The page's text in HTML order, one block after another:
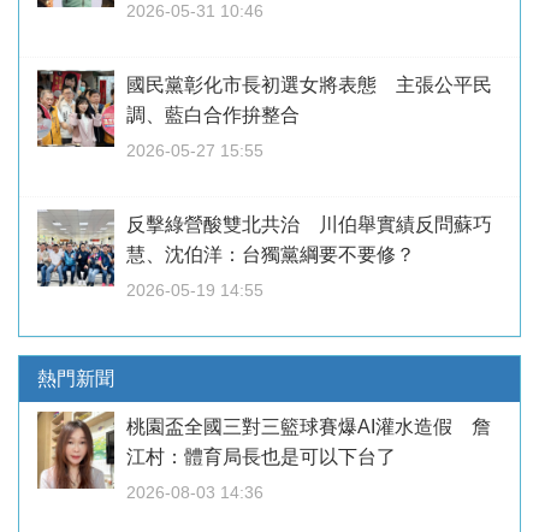
2026-05-31 10:46
國民黨彰化市長初選女將表態 主張公平民
調、藍白合作拚整合
2026-05-27 15:55
反擊綠營酸雙北共治 川伯舉實績反問蘇巧
慧、沈伯洋：台獨黨綱要不要修？
2026-05-19 14:55
熱門新聞
桃園盃全國三對三籃球賽爆AI灌水造假 詹
江村：體育局長也是可以下台了
2026-08-03 14:36